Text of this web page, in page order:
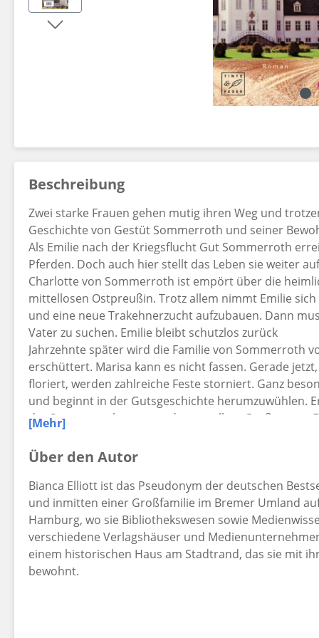
Beschreibung
Zwei starke Frauen gehen mutig ihren Weg und
Geschichte von Gestüt Sommerroth und seiner
Als Emilie nach der Kriegsflucht Gut Sommerroth
Pferden. Doch auch hier stellt das Leben sie weiter
Charlotte von Sommerroth ist empört über die
mittellosen Ostpreußin. Trotz allem nimmt Emilie
und eine neue Trakehnerzucht aufzubauen. Dann
Vater zu suchen. Emilie bleibt schutzlos zurück
Jahrzehnte später wird die Familie von Sommerroth
erschüttert. Marisa kann es nicht fassen. Gerade
floriert, werden zahlreiche Feste storniert. Ganz
und beginnt in der Gutsgeschichte herumzuwühlen.
der Sommerroths zutage, das vor allem Großmutter
[Mehr]
Über den Autor
Bianca Elliott ist das Pseudonym der deutschen
und inmitten einer Großfamilie im Bremer Umland
Hamburg, wo sie Bibliothekswesen sowie
verschiedene Verlagshäuser und
einem historischen Haus am Stadtrand, das sie mit
bewohnt.